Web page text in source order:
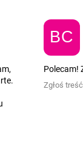
BC
Polecam!
Zgłoś treść